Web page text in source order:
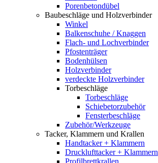
Porenbetondübel
Baubeschläge und Holzverbinder
Winkel
Balkenschuhe / Knaggen
Flach- und Lochverbinder
Pfostenträger
Bodenhülsen
Holzverbinder
verdeckte Holzverbinder
Torbeschläge
Torbeschläge
Schiebetorzubehör
Fensterbeschläge
Zubehör/Werkzeuge
Tacker, Klammern und Krallen
Handtacker + Klammern
Drucklufttacker + Klammern